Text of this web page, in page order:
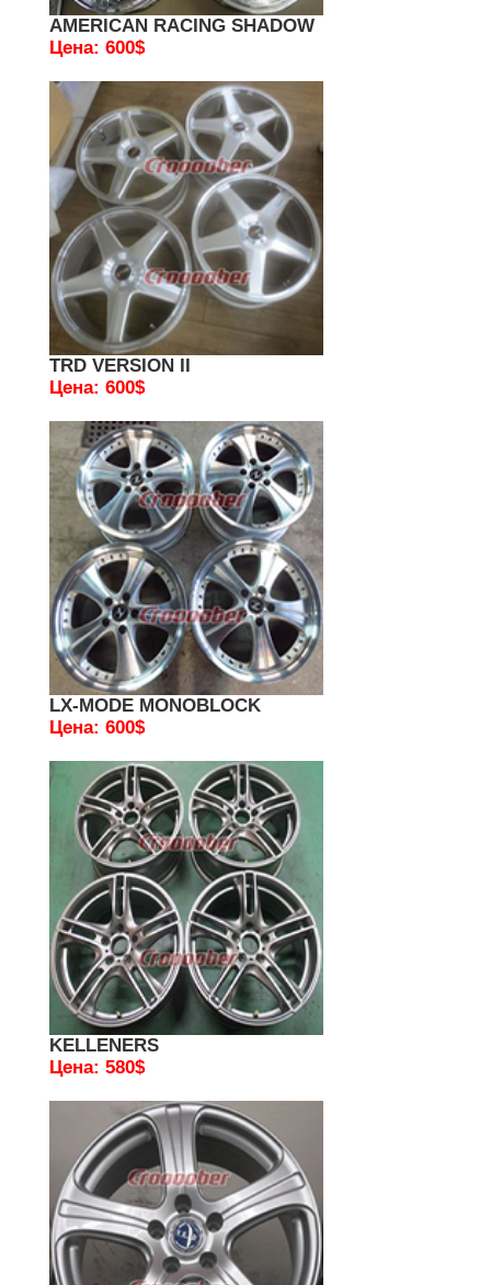
AMERICAN RACING SHADOW
Цена: 600$
TRD VERSION II
Цена: 600$
LX-MODE MONOBLOCK
Цена: 600$
KELLENERS
Цена: 580$